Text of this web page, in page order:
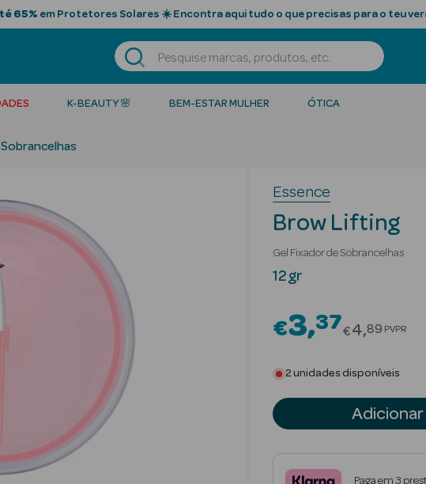
65% em Protetores Solares ☀️ Encontra aqui tudo o que precisas para o teu
K-BEAUTY 🌸 BEM-ESTAR MULHER ÓTICA
Essence
Brow Lifting
Gel Fixador de Sobrancelhas
12 gr
€3 37Price
€4 89 PVPR
2 unidades disponíveis
Adicionar
Paga em 3